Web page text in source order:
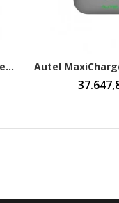
Autel AC Kablosuz 22kW Elektrikli Araç Şarj İstasyonu - W22-S-SV